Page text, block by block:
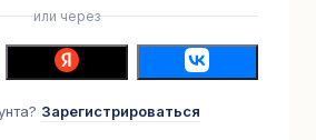
или через
Зарегистрироваться